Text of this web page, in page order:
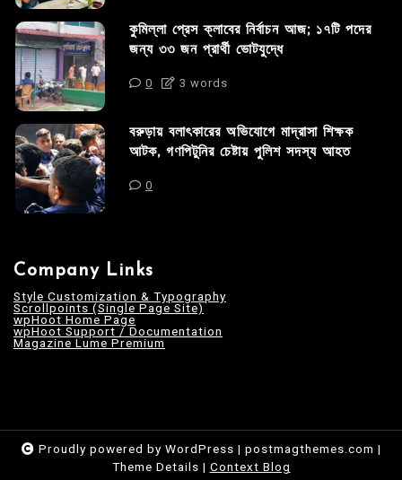
কুমিল্লা প্রেস ক্লাবের নির্বাচন আজ; ১৭টি পদের
জন্য ৩৩ জন প্রার্থী ভোটযুদ্ধে
0 3 words
বরুড়ায় বলাৎকারের অভিযোগে মাদ্রাসা শিক্ষক
আটক, গণপিটুনির চেষ্টায় পুলিশ সদস্য আহত
0
Company Links
Style Customization & Typography
Scrollpoints (Single Page Site)
wpHoot Home Page
wpHoot Support / Documentation
Magazine Lume Premium
Proudly powered by WordPress | postmagthemes.com |
Theme Details | Context Blog